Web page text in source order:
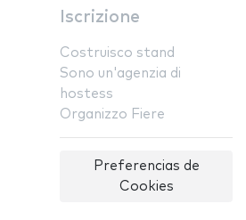
Iscrizione
Costruisco stand
Sono un'agenzia di
hostess
Organizzo Fiere
Preferencias de
Cookies